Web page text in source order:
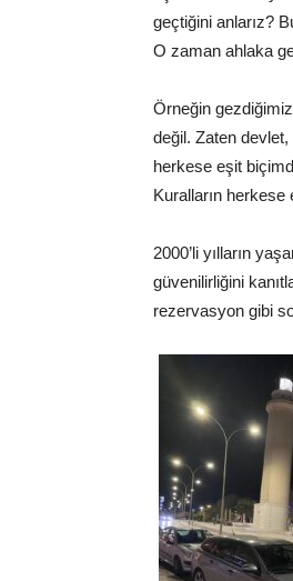
geçtiğini anlarız?
O zaman ahlaka
Örneğin
değil. Zaten
herkese eşit
Kuralların herkese
2000’li yılların
güvenilirliğini
rezervasyon gibi